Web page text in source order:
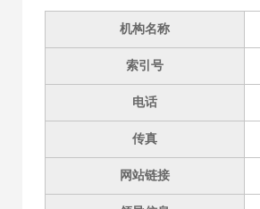
机构名称
索引号
电话
传真
网站链接